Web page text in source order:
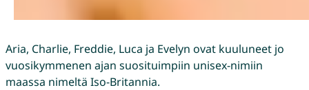
Aria, Charlie, Freddie, Luca ja Evelyn ovat kuuluneet jo
vuosikymmenen ajan suosituimpiin unisex-nimiin
maassa nimeltä Iso-Britannia.